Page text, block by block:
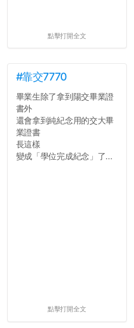
點擊打開全文
#靠交7770
畢業生除了拿到陽交畢業證
書外
還會拿到純紀念用的交大畢
業證書
長這樣
變成「學位完成紀念」了...
點擊打開全文